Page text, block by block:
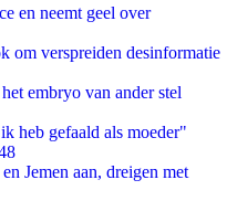
en neemt geel over
om verspreiden desinformatie
embryo van ander stel
heb gefaald als moeder"
Jemen aan, dreigen met